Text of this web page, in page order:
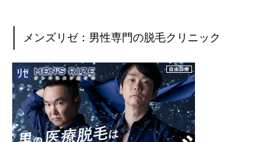
メンズリゼ：男性専門の脱毛クリニック